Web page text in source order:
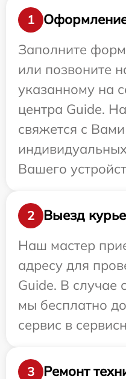
1
Заполните
или позвоните
указанному на
центра Guide.
свяжется с
Вашего
2
Выезд
Наш мастер
адресу для
Guide. В случае
мы бесплатно
сервис в
3 Ремонт